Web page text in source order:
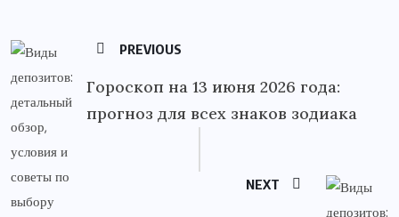
PREVIOUS
Гороскоп на 13 июня 2026 года:
прогноз для всех знаков зодиака
NEXT